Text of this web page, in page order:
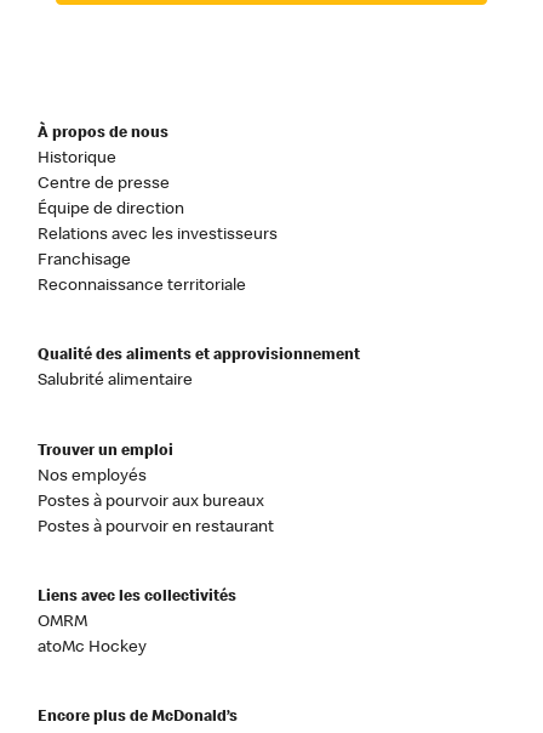
À propos de nous
Historique
Centre de presse
Équipe de direction
Relations avec les investisseurs
Franchisage
Reconnaissance territoriale
Qualité des aliments et approvisionnement
Salubrité alimentaire
Trouver un emploi
Nos employés
Postes à pourvoir aux bureaux
Postes à pourvoir en restaurant
Liens avec les collectivités
OMRM
atoMc Hockey
Encore plus de McDonald’s